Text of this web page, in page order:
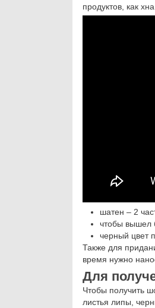
продуктов, как
шатен – 2
чтобы вышел
черный цвет
Также для
время нужно
Для
Чтобы получить
листья липы,